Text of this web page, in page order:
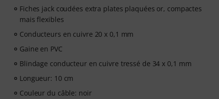
Fiches jack coudées extra plates plaquées or, compactes
mais flexibles
Conducteurs en cuivre 20 x 0,1 mm
Gaine en PVC
Blindage conducteur en cuivre tressé de 34 x 0,1 mm
Longueur: 10 cm
Couleur du câble: noir